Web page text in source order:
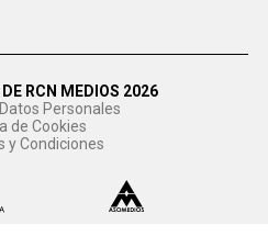
RCN MEDIOS 2026
Personales
de Cookies
y Condiciones